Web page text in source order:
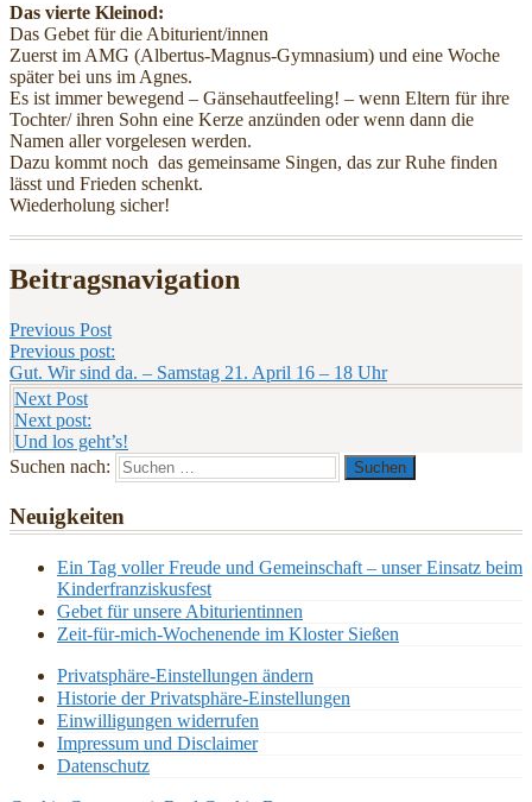
Das vierte Kleinod:
Das Gebet für die Abiturient/innen
Zuerst im AMG (Albertus-Magnus-Gymnasium) und eine Woche
später bei uns im Agnes.
Es ist immer bewegend – Gänsehautfeeling! – wenn Eltern für ihre
Tochter/ ihren Sohn eine Kerze anzünden oder wenn dann die
Namen aller vorgelesen werden.
Dazu kommt noch das gemeinsame Singen, das zur Ruhe finden
lässt und Frieden schenkt.
Wiederholung sicher!
Beitragsnavigation
Previous Post
Previous post:
Gut. Wir sind da. – Samstag 21. April 16 – 18 Uhr
Next Post
Next post:
Und los geht’s!
Suchen nach:
Neuigkeiten
Ein Tag voller Freude und Gemeinschaft – unser Einsatz beim
Kinderfranziskusfest
Gebet für unsere Abiturientinnen
Zeit-für-mich-Wochenende im Kloster Sießen
Privatsphäre-Einstellungen ändern
Historie der Privatsphäre-Einstellungen
Einwilligungen widerrufen
Impressum und Disclaimer
Datenschutz